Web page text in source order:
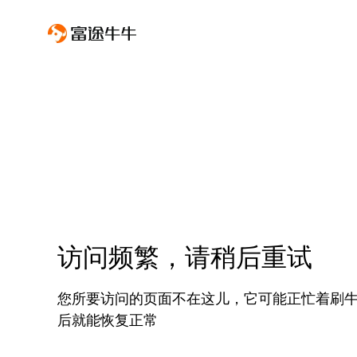
访问频繁，请稍后重试
您所要访问的页面不在这儿，它可能正忙着刷
后就能恢复正常